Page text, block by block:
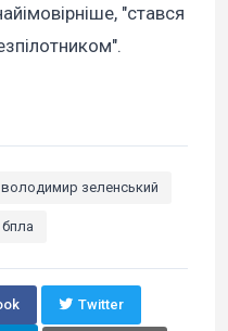
"стався
володимир зеленський
бпла
Twitter